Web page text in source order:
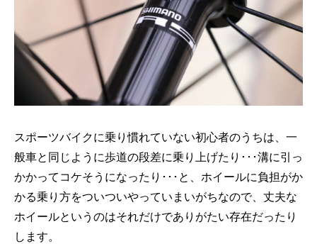
スポーツバイクに乗り慣れていない初心者のうちは、一
般車と同じように歩道の段差に乗り上げたり･･･溝に引っ
かかってコケそうになったり･･･と、ホイールに負担がか
かる乗り方をついついやっていまいがちなので、丈夫な
ホイールというのはそれだけでありがたい存在だったり
します。